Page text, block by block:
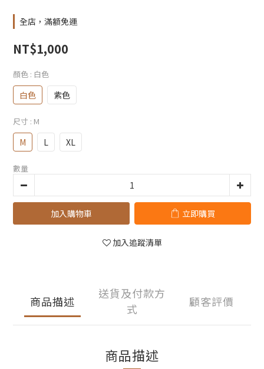
全店，滿額免運
NT$1,000
顏色 : 白色
白色 紫色
尺寸 : M
M L XL
數量
加入購物車 立即購買
加入追蹤清單
商品描述
送貨及付款方
式
顧客評價
商品描述